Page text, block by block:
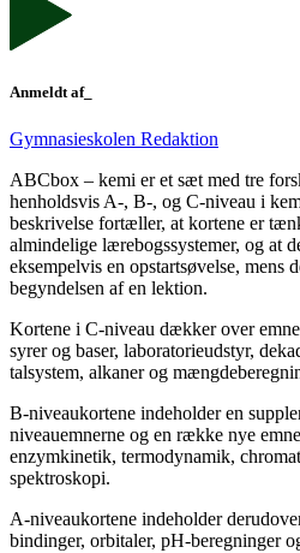
Anmeldt af_
Gymnasieskolen Redaktion
ABCbox – kemi er et sæt med tre
henholdsvis A-, B-, og C-niveau i
beskrivelse fortæller, at kortene er
almindelige lærebogssystemer, og at
eksempelvis en opstartsøvelse, mens
begyndelsen af en lektion.
Kortene i C-niveau dækker over
syrer og baser, laboratorieudstyr,
talsystem, alkaner og
B-niveaukortene indeholder en
niveauemnerne og en række nye
enzymkinetik, termodynamik,
spektroskopi.
A-niveaukortene indeholder
bindinger, orbitaler, pH-beregninger